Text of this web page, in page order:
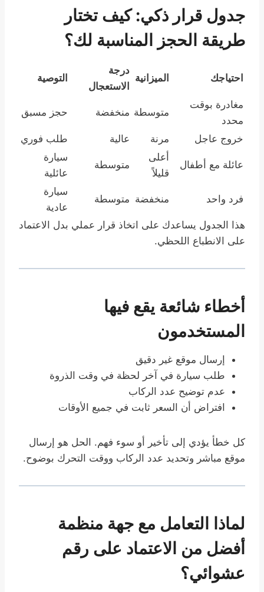
جدول قرار ذكي: كيف تختار
طريقة الحجز المناسبة لك؟
احتياجك الميزانية
درجة
الاستعجال
التوصية
مغادرة بوقت
محدد
متوسطة منخفضة حجز مسبق
خروج عاجل مرنة عالية طلب فوري
عائلة مع أطفال
أعلى
قليلاً
متوسطة
سيارة
عائلية
فرد واحد منخفضة متوسطة
سيارة
عادية
هذا الجدول يساعدك على اتخاذ قرار عملي بدل الاعتماد
على الانطباع اللحظي.
أخطاء شائعة يقع فيها
المستخدمون
إرسال موقع غير دقيق
طلب سيارة في آخر لحظة في وقت الذروة
عدم توضيح عدد الركاب
افتراض أن السعر ثابت في جميع الأوقات
كل خطأ يؤدي إلى تأخير أو سوء فهم. الحل هو إرسال
موقع مباشر وتحديد عدد الركاب ووقت التحرك بوضوح.
لماذا التعامل مع جهة منظمة
أفضل من الاعتماد على رقم
عشوائي؟